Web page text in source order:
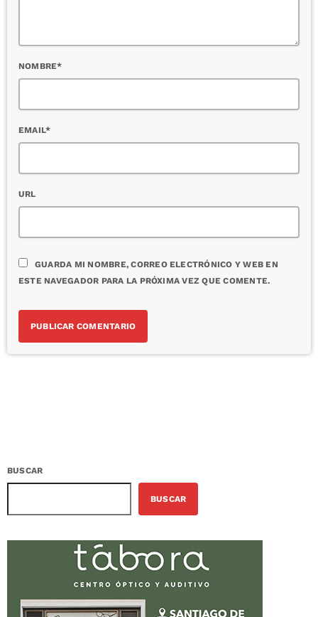
NOMBRE*
EMAIL*
URL
GUARDA MI NOMBRE, CORREO ELECTRÓNICO Y WEB EN
ESTE NAVEGADOR PARA LA PRÓXIMA VEZ QUE COMENTE.
BUSCAR
BUSCAR